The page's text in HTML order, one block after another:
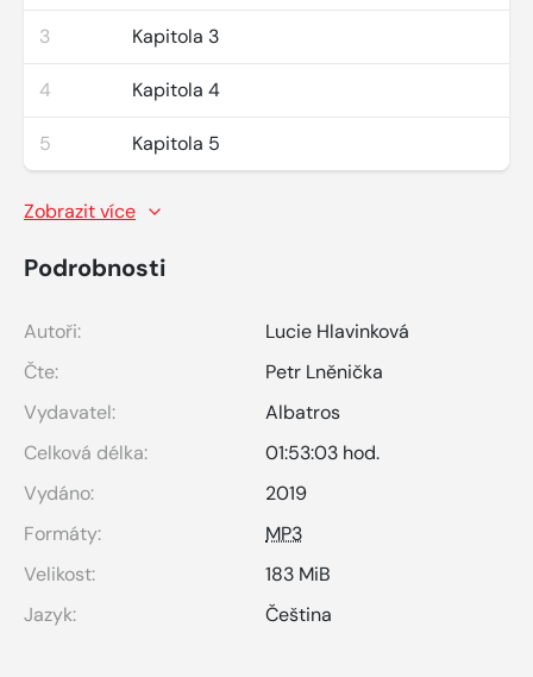
3 Kapitola 3
4 Kapitola 4
5 Kapitola 5
Zobrazit více
Podrobnosti
Autoři:
Lucie Hlavinková
Čte:
Petr Lněnička
Vydavatel:
Albatros
Celková délka:
01:53:03 hod.
Vydáno:
2019
Formáty:
MP3
Velikost:
183 MiB
Jazyk:
Čeština